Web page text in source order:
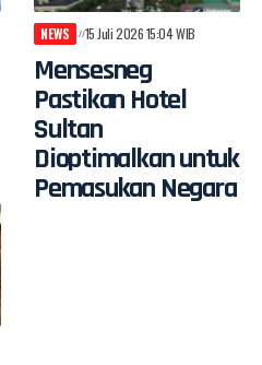
NEWS 15 Juli 2026 15:04 WIB
Mensesneg
Pastikan Hotel
Sultan
Dioptimalkan untuk
Pemasukan Negara